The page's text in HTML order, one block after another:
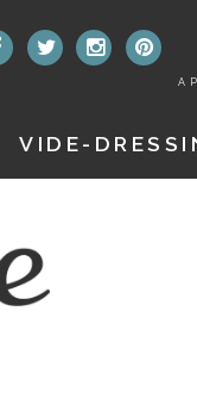
A
VIDE-